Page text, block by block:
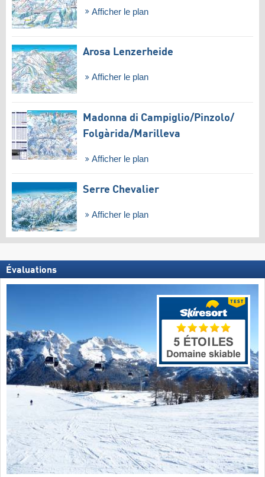
Afficher le plan
Arosa Lenzerheide
Afficher le plan
Madonna di Campiglio/​Pinzolo/​
Folgàrida/​Marilleva
Afficher le plan
Serre Chevalier
Afficher le plan
Évaluations